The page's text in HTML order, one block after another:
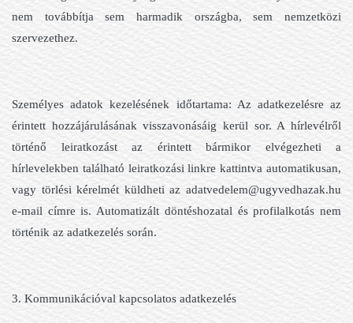
nem továbbítja sem harmadik országba, sem nemzetközi
szervezethez.
Személyes adatok kezelésének időtartama: Az adatkezelésre az
érintett hozzájárulásának visszavonásáig kerül sor. A hírlevélről
történő leiratkozást az érintett bármikor elvégezheti a
hírlevelekben található leiratkozási linkre kattintva automatikusan,
vagy törlési kérelmét küldheti az adatvedelem@ugyvedhazak.hu
e-mail címre is. Automatizált döntéshozatal és profilalkotás nem
történik az adatkezelés során.
3. Kommunikációval kapcsolatos adatkezelés